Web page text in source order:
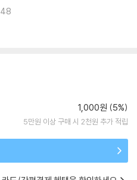
1,000원 (5%)
5만원 이상 구매 시 2천원 추가 적립